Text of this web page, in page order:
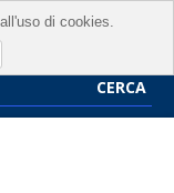
CERCA
di cookies.